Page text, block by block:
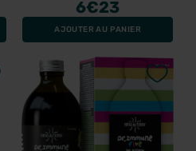
6€23
AJOUTER AU PANIER